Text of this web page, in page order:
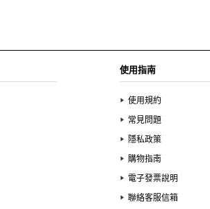
使用指南
使用規約
常見問題
隱私政策
購物指南
電子發票說明
聯絡客服信箱